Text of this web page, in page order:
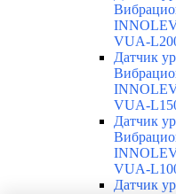
VUA-
Датчик
VUA-
Датчик
VUA-
Датчик